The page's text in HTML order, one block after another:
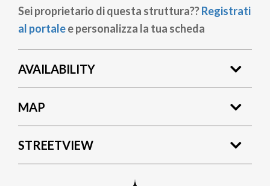
Sei proprietario di questa struttura??Registrati
al portalee personalizza la tua scheda
AVAILABILITY
MAP
STREETVIEW